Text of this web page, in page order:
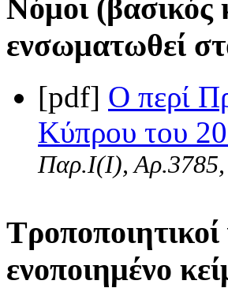
Νόμοι (βασικός
ενσωματωθεί
[pdf] Ο περί
Κύπρου του
Παρ.Ι(I),
ενοποιημένο